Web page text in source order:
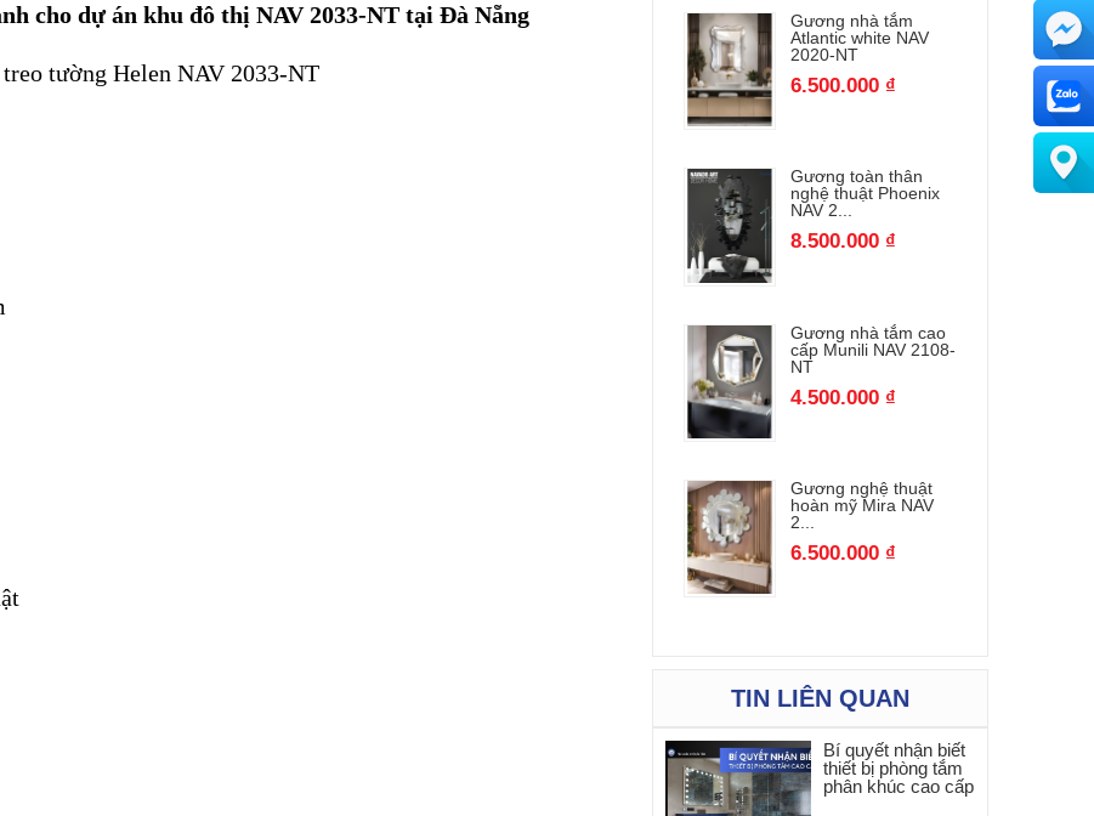
cho dự án khu đô thị NAV 2033-NT tại Đà Nẵng
tường Helen NAV 2033-NT
Gương nhà tắm
Atlantic white NAV
2020-NT
6.500.000 ₫
Gương toàn thân
nghệ thuật Phoenix
NAV 2...
8.500.000 ₫
Gương nhà tắm cao
cấp Munili NAV 2108-
NT
4.500.000 ₫
Gương nghệ thuật
hoàn mỹ Mira NAV
2...
6.500.000 ₫
TIN LIÊN QUAN
Bí quyết nhận biết
thiết bị phòng tắm
phân khúc cao cấp